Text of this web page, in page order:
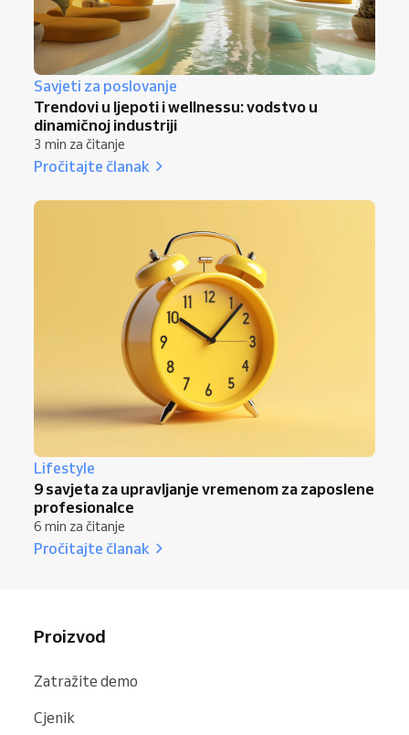
Savjeti za poslovanje
Trendovi u ljepoti i wellnessu: vodstvo u
dinamičnoj industriji
3 min za čitanje
Pročitajte članak
Lifestyle
9 savjeta za upravljanje vremenom za zaposlene
profesionalce
6 min za čitanje
Pročitajte članak
Proizvod
Zatražite demo
Cjenik